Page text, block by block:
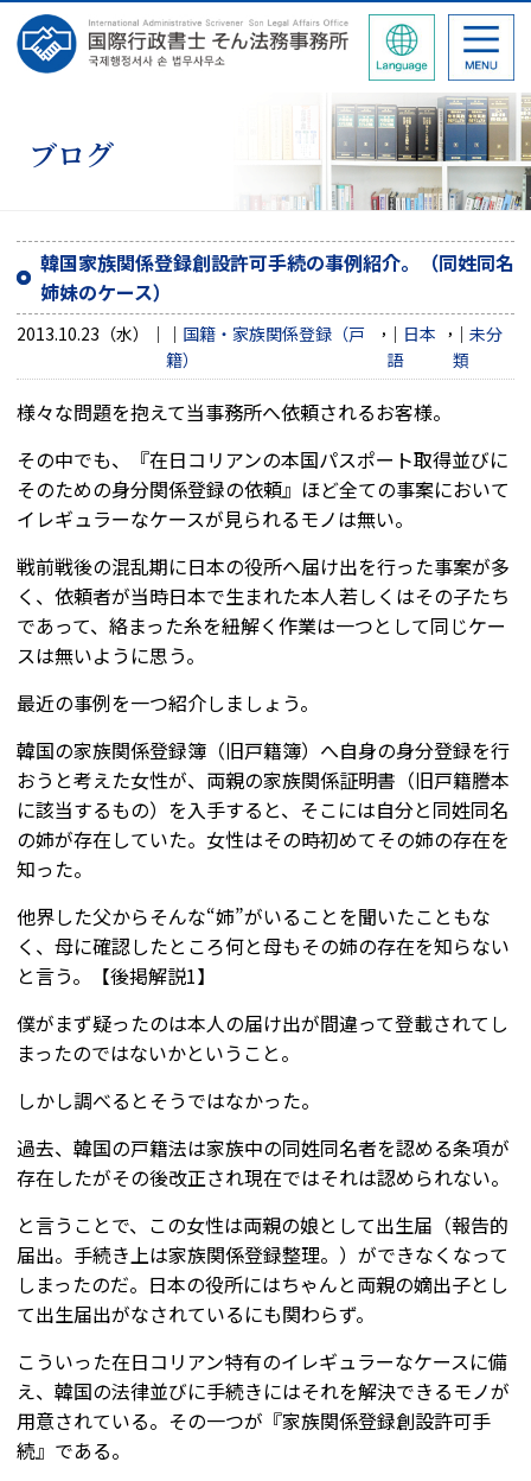
ブログ
韓国家族関係登録創設許可手続の事例紹介。（同姓同名
姉妹のケース）
2013.10.23（水）
国籍・家族関係登録（戸
籍）
,
日本
語
,
未分
類
様々な問題を抱えて当事務所へ依頼されるお客様。
その中でも、『在日コリアンの本国パスポート取得並びに
そのための身分関係登録の依頼』ほど全ての事案において
イレギュラーなケースが見られるモノは無い。
戦前戦後の混乱期に日本の役所へ届け出を行った事案が多
く、依頼者が当時日本で生まれた本人若しくはその子たち
であって、絡まった糸を紐解く作業は一つとして同じケー
スは無いように思う。
最近の事例を一つ紹介しましょう。
韓国の家族関係登録簿（旧戸籍簿）へ自身の身分登録を行
おうと考えた女性が、両親の家族関係証明書（旧戸籍謄本
に該当するもの）を入手すると、そこには自分と同姓同名
の姉が存在していた。女性はその時初めてその姉の存在を
知った。
他界した父からそんな“姉”がいることを聞いたこともな
く、母に確認したところ何と母もその姉の存在を知らない
と言う。【後掲解説1】
僕がまず疑ったのは本人の届け出が間違って登載されてし
まったのではないかということ。
しかし調べるとそうではなかった。
過去、韓国の戸籍法は家族中の同姓同名者を認める条項が
存在したがその後改正され現在ではそれは認められない。
と言うことで、この女性は両親の娘として出生届（報告的
届出。手続き上は家族関係登録整理。）ができなくなって
しまったのだ。日本の役所にはちゃんと両親の嫡出子とし
て出生届出がなされているにも関わらず。
こういった在日コリアン特有のイレギュラーなケースに備
え、韓国の法律並びに手続きにはそれを解決できるモノが
用意されている。その一つが『家族関係登録創設許可手
続』である。